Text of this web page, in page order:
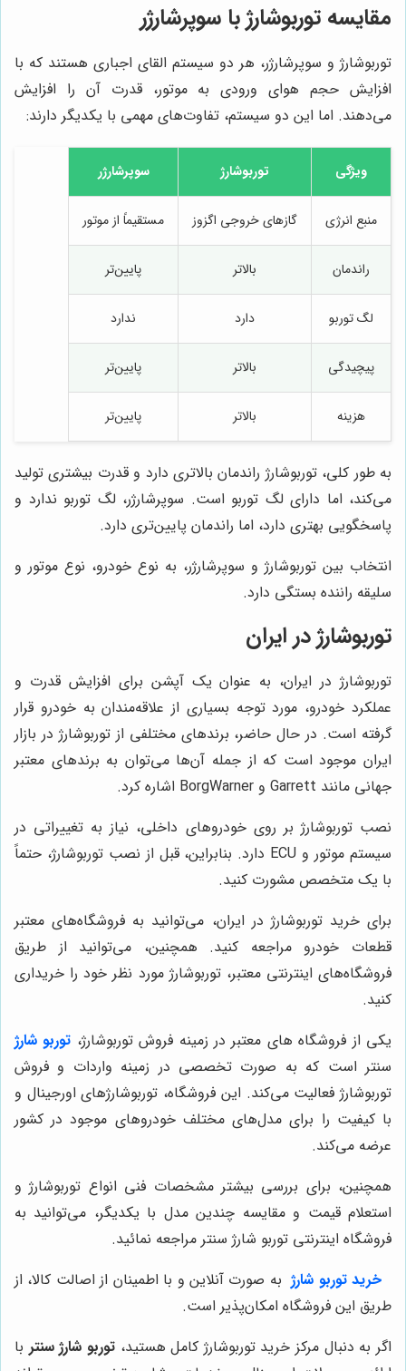
مقایسه توربوشارژ با سوپرشارژر
توربوشارژ و سوپرشارژر، هر دو سیستم القای اجباری هستند که با
افزایش حجم هوای ورودی به موتور، قدرت آن را افزایش
می‌دهند. اما این دو سیستم، تفاوت‌های مهمی با یکدیگر دارند:
ویژگی توربوشارژ سوپرشارژر
منبع انرژی گازهای خروجی اگزوز مستقیماً از موتور
راندمان بالاتر پایین‌تر
لگ توربو دارد ندارد
پیچیدگی بالاتر پایین‌تر
هزینه بالاتر پایین‌تر
به طور کلی، توربوشارژ راندمان بالاتری دارد و قدرت بیشتری تولید
می‌کند، اما دارای لگ توربو است. سوپرشارژر، لگ توربو ندارد و
پاسخگویی بهتری دارد، اما راندمان پایین‌تری دارد.
انتخاب بین توربوشارژ و سوپرشارژر، به نوع خودرو، نوع موتور و
سلیقه راننده بستگی دارد.
توربوشارژ در ایران
توربوشارژ در ایران، به عنوان یک آپشن برای افزایش قدرت و
عملکرد خودرو، مورد توجه بسیاری از علاقه‌مندان به خودرو قرار
گرفته است. در حال حاضر، برندهای مختلفی از توربوشارژ در بازار
ایران موجود است که از جمله آن‌ها می‌توان به برندهای معتبر
جهانی مانند Garrett و BorgWarner اشاره کرد.
نصب توربوشارژ بر روی خودروهای داخلی، نیاز به تغییراتی در
سیستم موتور و ECU دارد. بنابراین، قبل از نصب توربوشارژ، حتماً
با یک متخصص مشورت کنید.
برای خرید توربوشارژ در ایران، می‌توانید به فروشگاه‌های معتبر
قطعات خودرو مراجعه کنید. همچنین، می‌توانید از طریق
فروشگاه‌های اینترنتی معتبر، توربوشارژ مورد نظر خود را خریداری
کنید.
یکی از فروشگاه های معتبر در زمینه فروش توربوشارژ، توربو شارژ
سنتر است که به صورت تخصصی در زمینه واردات و فروش
توربوشارژ فعالیت می‌کند. این فروشگاه، توربوشارژهای اورجینال و
با کیفیت را برای مدل‌های مختلف خودروهای موجود در کشور
عرضه می‌کند.
همچنین، برای بررسی بیشتر مشخصات فنی انواع توربوشارژ و
استعلام قیمت و مقایسه چندین مدل با یکدیگر، می‌توانید به
فروشگاه اینترنتی توربو شارژ سنتر مراجعه نمائید.
خرید توربو شارژ به صورت آنلاین و با اطمینان از اصالت کالا، از
طریق این فروشگاه امکان‌پذیر است.
اگر به دنبال مرکز خرید توربوشارژ کامل هستید،توربو شارژ سنتر با